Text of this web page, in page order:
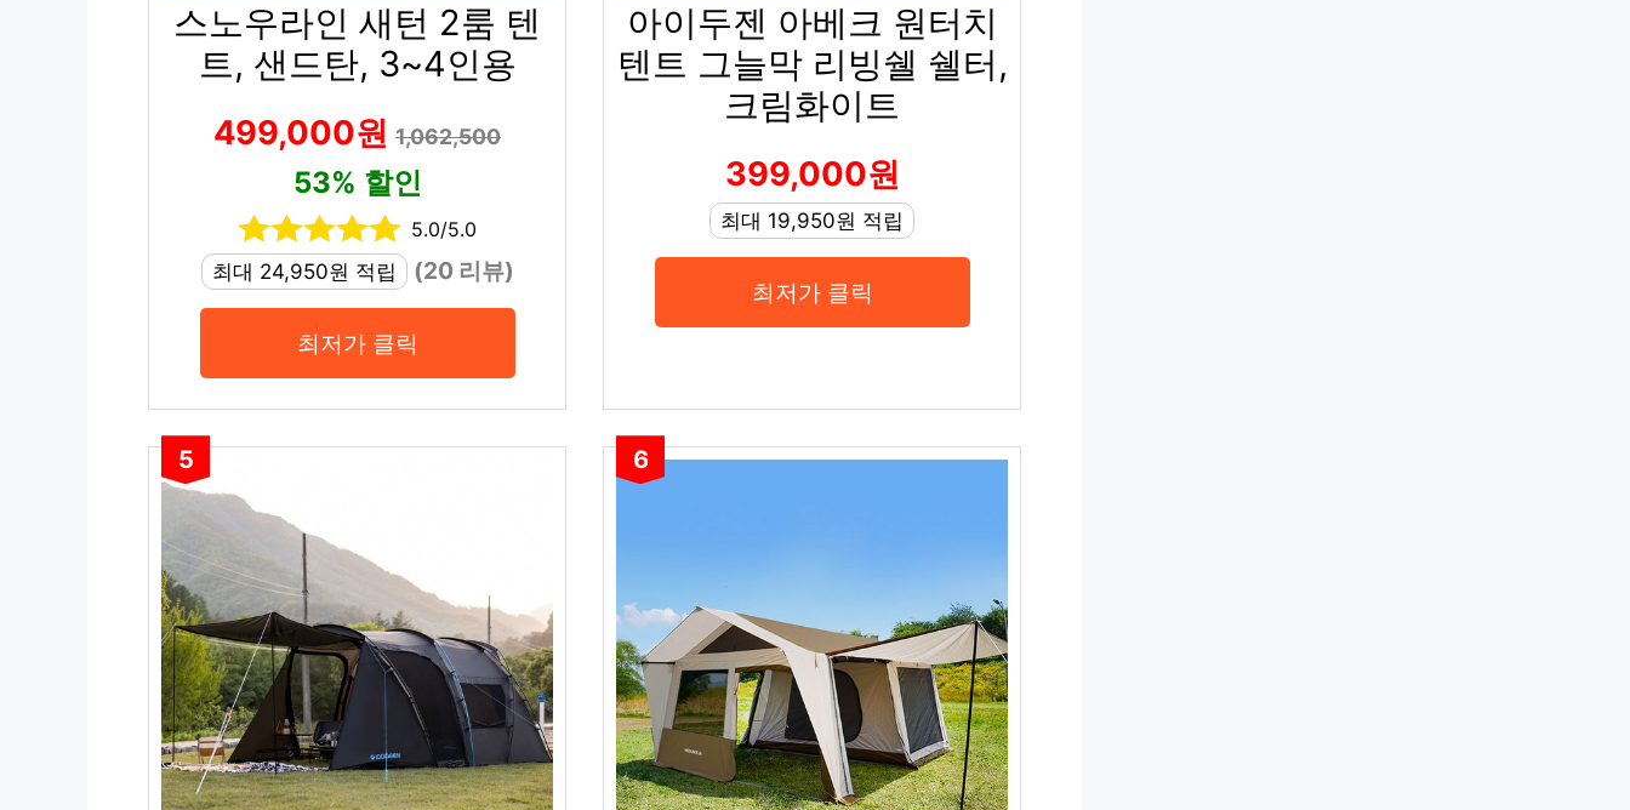
스노우라인 새턴 2룸 텐
트, 샌드탄, 3~4인용
499,000원 1,062,500
53% 할인
5.0/5.0
최대 24,950원 적립
(20 리뷰)
최저가 클릭
아이두젠 아베크 원터치
텐트 그늘막 리빙쉘 쉘터,
크림화이트
399,000원
최대 19,950원 적립
최저가 클릭
5 6